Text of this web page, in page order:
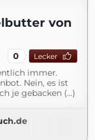
von
0 Lecker
immer.
Nein, es ist
je gebacken (...)